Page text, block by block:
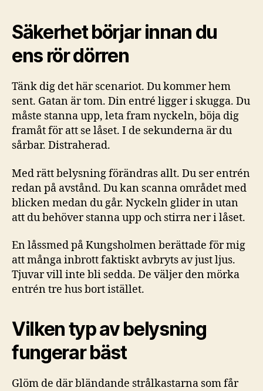
Säkerhet börjar innan du
ens rör dörren
Tänk dig det här scenariot. Du kommer hem
sent. Gatan är tom. Din entré ligger i skugga. Du
måste stanna upp, leta fram nyckeln, böja dig
framåt för att se låset. I de sekunderna är du
sårbar. Distraherad.
Med rätt belysning förändras allt. Du ser entrén
redan på avstånd. Du kan scanna området med
blicken medan du går. Nyckeln glider in utan
att du behöver stanna upp och stirra ner i låset.
En låssmed på Kungsholmen berättade för mig
att många inbrott faktiskt avbryts av just ljus.
Tjuvar vill inte bli sedda. De väljer den mörka
entrén tre hus bort istället.
Vilken typ av belysning
fungerar bäst
Glöm de där bländande strålkastarna som får